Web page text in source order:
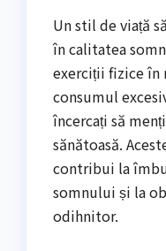
Un stil de viață
în calitatea
exerciții fizice în
consumul
încercați să
sănătoasă.
contribui la
somnului și la
odihnitor.